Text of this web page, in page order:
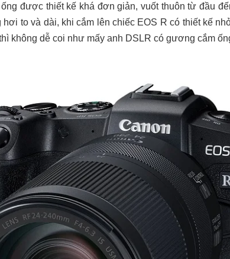
được thiết kế khá đơn giản, vuốt thuôn từ đầu
hơi to và dài, khi cắm lên chiếc EOS R có thiết kế
không dễ coi như mấy anh DSLR có gương cắm